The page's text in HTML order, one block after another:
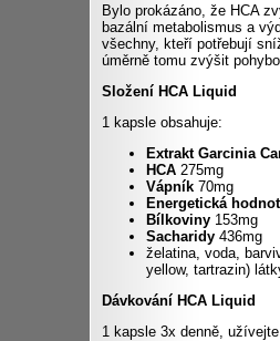
Bylo prokázáno, že HCA
bazální metabolismus a
všechny, kteří potřebují
úměrně tomu zvýšit
Složení HCA Liquid
1 kapsle obsahuje:
Extrakt Garcinia
HCA 275mg
Vápník 70mg
Energetická
Bílkoviny 153mg
Sacharidy 436mg
želatina, voda,
yellow, tartrazin)
Dávkování HCA Liquid
1 kapsle 3x denně,